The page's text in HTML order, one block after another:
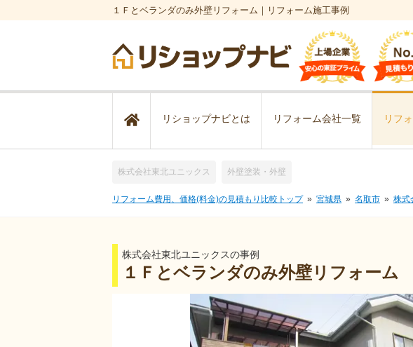
１Ｆとベランダのみ外壁リフォーム｜リフォーム施工事例
リショップナビとは リフォーム会社一覧 リフ
株式会社東北ユニックス 外壁塗装・外壁
リフォーム費用、価格(料金)の見積もり比較トップ 宮城県 名取市 株式
株式会社東北ユニックスの事例
１Ｆとベランダのみ外壁リフォーム